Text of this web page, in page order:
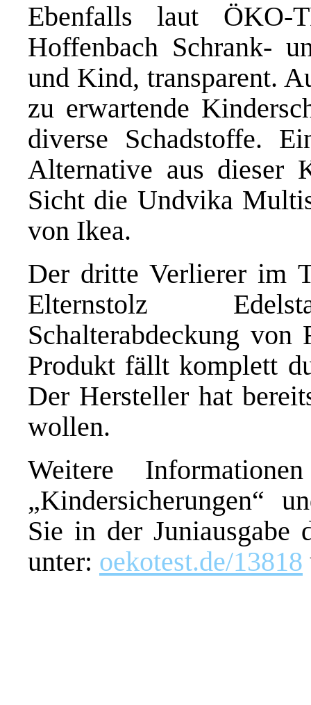
Ebenfalls laut ÖKO-
Hoffenbach Schrank-
und Kind, transparent.
zu erwartende
diverse Schadstoffe.
Alternative aus dieser
Sicht die Undvika
von Ikea.
Der dritte Verlierer im
Elternstolz
Schalterabdeckung von
Produkt fällt komplett
Der Hersteller hat
wollen.
Weitere
„Kindersicherungen“
Sie in der Juniausgabe
unter: oekotest.de/13818